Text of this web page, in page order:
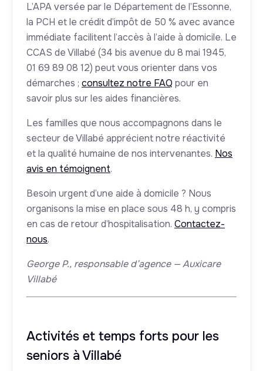
L’APA versée par le Département de l’Essonne,
la PCH et le crédit d’impôt de 50 % avec avance
immédiate facilitent l’accès à l’aide à domicile. Le
CCAS de Villabé (34 bis avenue du 8 mai 1945,
01 69 89 08 12) peut vous orienter dans vos
démarches ; consultez notre FAQ pour en
savoir plus sur les aides financières.
Les familles que nous accompagnons dans le
secteur de Villabé apprécient notre réactivité
et la qualité humaine de nos intervenantes. Nos
avis en témoignent.
Besoin urgent d’une aide à domicile ? Nous
organisons la mise en place sous 48 h, y compris
en cas de retour d’hospitalisation. Contactez-
nous.
George P., responsable d’agence — Auxicare
Villabé
Activités et temps forts pour les
seniors à Villabé